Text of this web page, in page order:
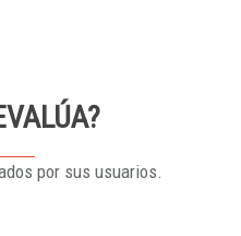
por sus usuarios.